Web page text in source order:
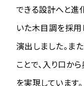
できる設計へと進
いた木目調を採用
演出しました。ま
ことで、入り口か
を実現しています。